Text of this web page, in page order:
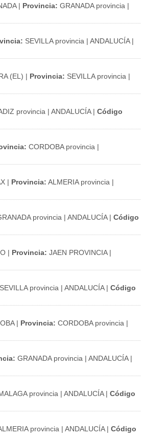
| Provincia: GRANADA provincia |
SEVILLA provincia | ANDALUCÍA |
(EL) | Provincia: SEVILLA provincia |
provincia | ANDALUCÍA | Código
CORDOBA provincia |
| Provincia: ALMERIA provincia |
provincia | ANDALUCÍA | Código
| Provincia: JAEN PROVINCIA |
SEVILLA provincia | ANDALUCÍA | Código
| Provincia: CORDOBA provincia |
GRANADA provincia | ANDALUCÍA |
provincia | ANDALUCÍA | Código
provincia | ANDALUCÍA | Código